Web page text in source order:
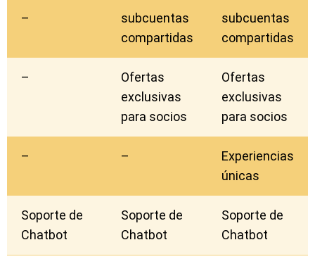
–
subcuentas
compartidas
subcuentas
compartidas
–
Ofertas
exclusivas
para socios
Ofertas
exclusivas
para socios
– –
Experiencias
únicas
Soporte de
Chatbot
Soporte de
Chatbot
Soporte de
Chatbot